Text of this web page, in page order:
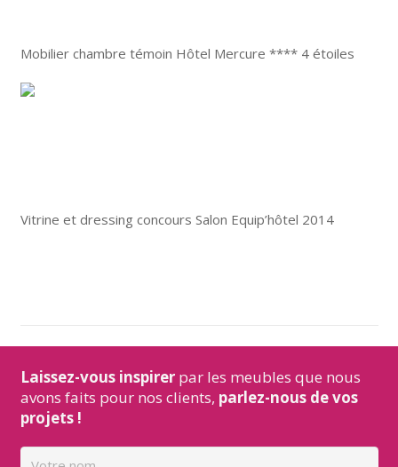
Mobilier chambre témoin Hôtel Mercure **** 4 étoiles
Vitrine et dressing concours Salon Equip’hôtel 2014
Laissez-vous inspirerpar les meubles que nous
avons faits pour nos clients, parlez-nous de vos
projets !